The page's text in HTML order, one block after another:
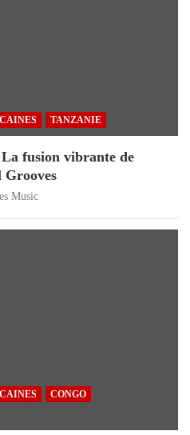
TANZANIE
fusion vibrante de
Grooves
Music
CONGO